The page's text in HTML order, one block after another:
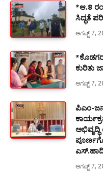
*ಆ.8
ಸಿದ್ಧತೆ
ಆಗಷ್ಟ್ 7,
ಕುರಿತು
ಆಗಷ್ಟ್ 7,
ಪಿಎಂ-
ಆಗಷ್ಟ್ 7,